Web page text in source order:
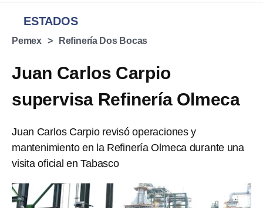
ESTADOS
Pemex Refinería Dos Bocas
Juan Carlos Carpio
supervisa Refinería Olmeca
Juan Carlos Carpio revisó operaciones y
mantenimiento en la Refinería Olmeca durante una
visita oficial en Tabasco